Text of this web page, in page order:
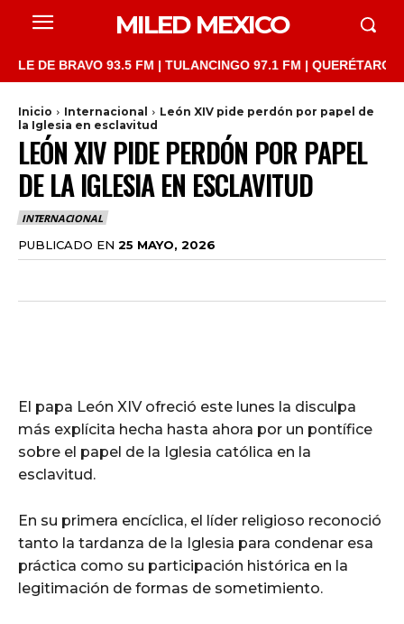
MILED MEXICO
BRAVO 93.5 FM | TULANCINGO 97.1 FM | QUERÉTARO
Inicio Internacional
León XIV pide perdón por papel de
la Iglesia en esclavitud
LEÓN XIV PIDE PERDÓN POR PAPEL
DE LA IGLESIA EN ESCLAVITUD
INTERNACIONAL
PUBLICADO EN 25 MAYO, 2026
El papa León XIV ofreció este lunes la disculpa
más explícita hecha hasta ahora por un pontífice
sobre el papel de la Iglesia católica en la
esclavitud.
En su primera encíclica, el líder religioso reconoció
tanto la tardanza de la Iglesia para condenar esa
práctica como su participación histórica en la
legitimación de formas de sometimiento.